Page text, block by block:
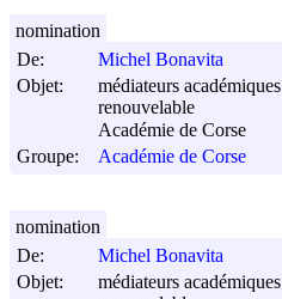
De:
Michel Bonavita
Objet:
médiateurs académiques
renouvelable
Académie de Corse
Groupe:
Académie de Corse
nomination
De:
Michel Bonavita
Objet:
médiateurs académiques
nomination